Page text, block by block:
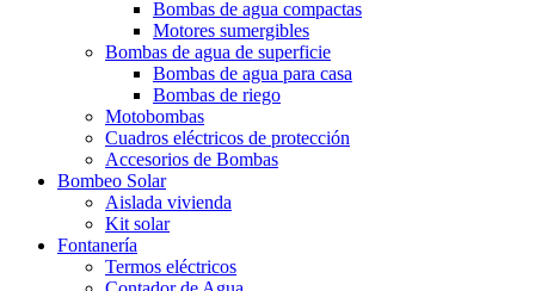
Bombas de agua compactas
Motores sumergibles
Bombas de agua de superficie
Bombas de agua para casa
Bombas de riego
Motobombas
Cuadros eléctricos de protección
Accesorios de Bombas
Bombeo Solar
Aislada vivienda
Kit solar
Fontanería
Termos eléctricos